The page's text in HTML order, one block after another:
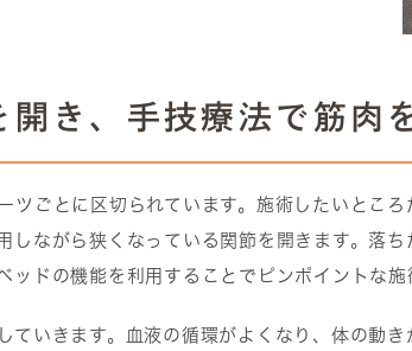
き、手技療法で筋肉
ツごとに区切られています。施術したいとこ
しながら狭くなっている関節を開きます。落
ドの機能を利用することでピンポイントな施
ていきます。血液の循環がよくなり、体の動